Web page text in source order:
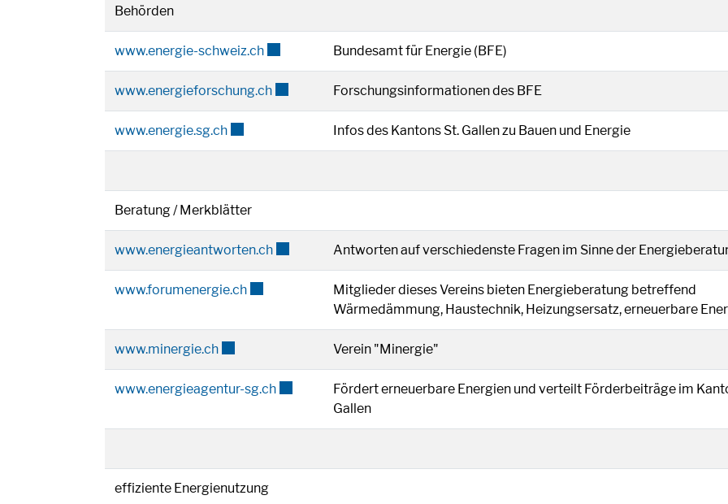
Behörden
www.energie-schweiz.chExterner Link wird in einem neuen Fenster geöffnet.
Bundesamt für Energie (BFE)
www.energieforschung.chExterner Link wird in einem neuen Fenster geöffnet.
Forschungsinformationen des BFE
www.energie.sg.chExterner Link wird in einem neuen Fenster geöffnet.
Infos des Kantons St. Gallen zu Bauen und Energie
Beratung / Merkblätter
www.energieantworten.chExterner Link wird in einem neuen Fenster geöffnet.
Antworten auf verschiedenste Fragen im Sinne der
www.forumenergie.chExterner Link wird in einem neuen Fenster geöffnet.
Mitglieder dieses Vereins bieten Energieberatung betreffend
Wärmedämmung, Haustechnik, Heizungsersatz, erneuerbare
www.minergie.chExterner Link wird in einem neuen Fenster geöffnet.
Verein "Minergie"
www.energieagentur-sg.chExterner Link wird in einem neuen Fenster geöffnet.
Fördert erneuerbare Energien und verteilt Förderbeiträge im
Gallen
effiziente Energienutzung